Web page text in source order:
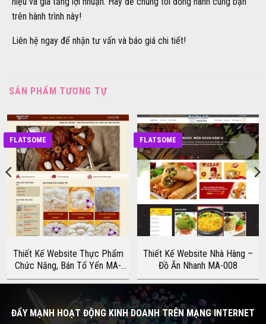
trên hành trình này!
Liên hệ ngay để nhận tư vấn và báo giá chi tiết!
SẢN PHẨM TƯƠNG TỰ
FLATSOME
Thiết Kế Website Thực Phẩm
Chức Năng, Bán Tổ Yến MA-
104
FLATSOME
Thiết Kế Website Nhà Hàng –
Đồ Ăn Nhanh MA-008
ĐẨY MẠNH HOẠT ĐỘNG KINH DOANH TRÊN MẠNG INTERNET